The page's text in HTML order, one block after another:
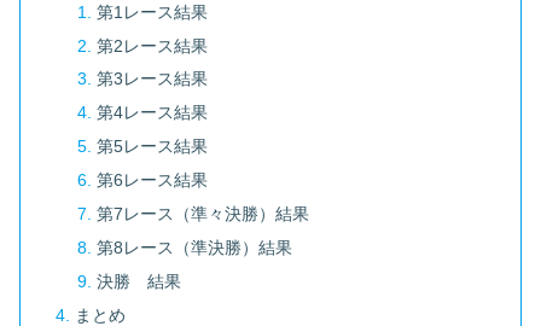
第1レース結果
第2レース結果
第3レース結果
第4レース結果
第5レース結果
第6レース結果
第7レース（準々決勝）結果
第8レース（準決勝）結果
決勝 結果
まとめ